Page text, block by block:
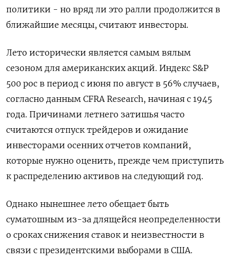
политики - но вряд ли это ралли продолжится в
ближайшие месяцы, считают инвесторы.
Лето исторически является самым вялым
сезоном для американских акций. Индекс S&P
500 рос в период с июня по август в 56% случаев,
согласно данным CFRA Research, начиная с 1945
года. Причинами летнего затишья часто
считаются отпуск трейдеров и ожидание
инвесторами осенних отчетов компаний,
которые нужно оценить, прежде чем приступить
к распределению активов на следующий год.
Однако нынешнее лето обещает быть
суматошным из-за длящейся неопределенности
о сроках снижения ставок и неизвестности в
связи с президентскими выборами в США.